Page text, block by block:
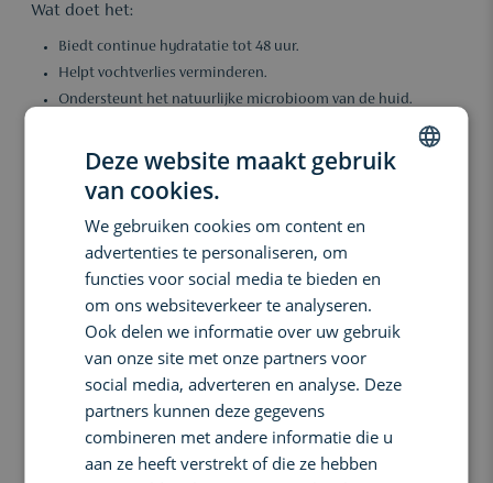
Wat doet het:
Biedt continue hydratatie tot 48 uur.
Helpt vochtverlies verminderen.
Ondersteunt het natuurlijke microbioom van de huid.
Versterkt de huidbarrière en helpt uitdroging voorkomen.
Lichte, comfortabele textuur die snel wordt opgenomen.
Geschikt voor alle huidtypes, vooral gedehydrateerde huid.
Belangrijkste voordelen:
Bij regelmatig gebruik voelt de huid langdurig gehydrateerd,
comfortabel en soepel aan. De huidbarrière wordt ondersteund
invloeden. De teint oogt frisser, zachter en beter in balans, zelfs bij
een gedehydrateerde huid.
Active HydraMesh Technology™. Hydraterend complex dat
helpt vocht vast te houden en langdurige hydratatie
ondersteunt.
Deze website maakt gebruik
van cookies.
We gebruiken cookies om content en
advertenties te personaliseren, om
functies voor social media te bieden en
om ons websiteverkeer te analyseren.
Ook delen we informatie over uw gebruik
van onze site met onze partners voor
social media, adverteren en analyse. Deze
partners kunnen deze gegevens
combineren met andere informatie die u
aan ze heeft verstrekt of die ze hebben